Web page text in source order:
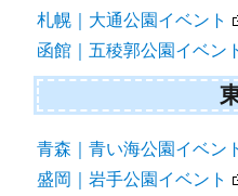
札幌｜大通公園イベント
函館｜五稜郭公園イベン
青森｜青い海公園イベン
盛岡｜岩手公園イベント